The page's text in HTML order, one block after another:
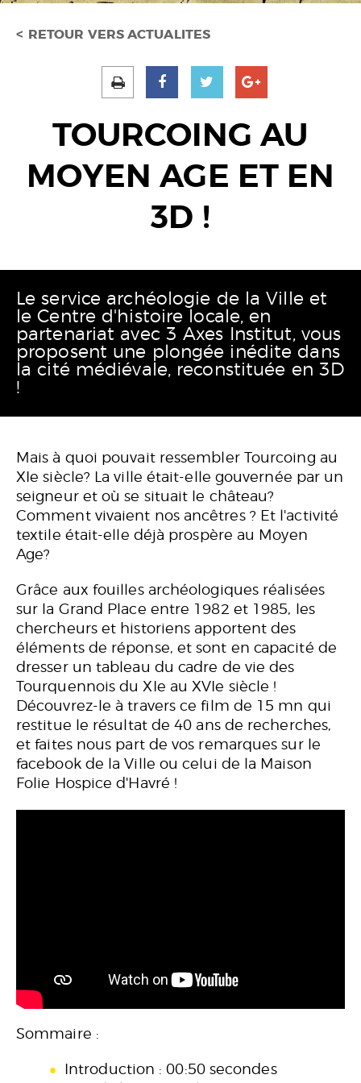
RETOUR VERS ACTUALITES
TOURCOING AU
MOYEN AGE ET EN
3D !
Le service archéologie de la Ville et
le Centre d'histoire locale, en
partenariat avec 3 Axes Institut, vous
proposent une plongée inédite dans
la cité médiévale, reconstituée en 3D
!
Mais à quoi pouvait ressembler Tourcoing au
XIe siècle? La ville était-elle gouvernée par un
seigneur et où se situait le château?
Comment vivaient nos ancêtres ? Et l'activité
textile était-elle déjà prospère au Moyen
Age?
Grâce aux fouilles archéologiques réalisées
sur la Grand Place entre 1982 et 1985, les
chercheurs et historiens apportent des
éléments de réponse, et sont en capacité de
dresser un tableau du cadre de vie des
Tourquennois du XIe au XVIe siècle !
Découvrez-le à travers ce film de 15 mn qui
restitue le résultat de 40 ans de recherches,
et faites nous part de vos remarques sur le
facebook de la Ville ou celui de la Maison
Folie Hospice d'Havré !
Sommaire :
Introduction : 00:50 secondes